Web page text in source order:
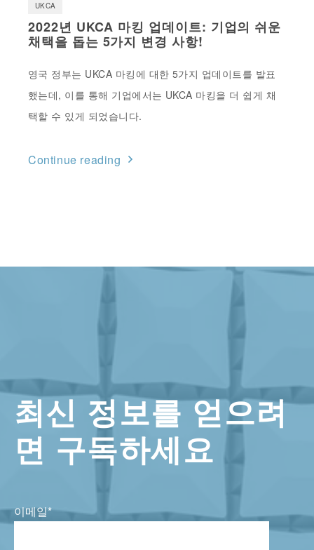
UKCA
2022년 UKCA 마킹 업데이트: 기업의 쉬운
채택을 돕는 5가지 변경 사항!
영국 정부는 UKCA 마킹에 대한 5가지 업데이트를 발표
했는데, 이를 통해 기업에서는 UKCA 마킹을 더 쉽게 채
택할 수 있게 되었습니다.
Continue reading
최신 정보를 얻으려
면 구독하세요
이메일*